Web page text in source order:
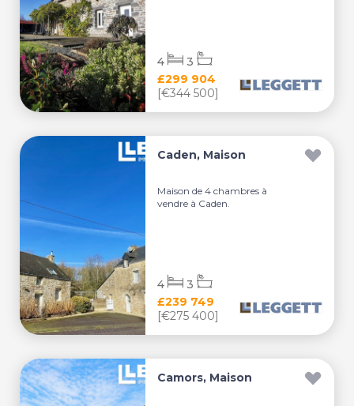
£299 904
[€344 500]
4 3
Caden, Maison
Maison de 4 chambres à
vendre à Caden.
£239 749
[€275 400]
4 3
Camors, Maison